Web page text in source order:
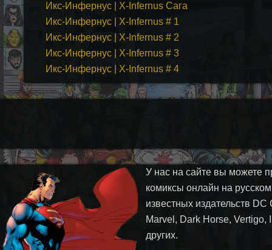
Икс-Инфернус | X-Infernus Сага
Икс-Инфернус | X-Infernus # 1
Икс-Инфернус | X-Infernus # 2
Икс-Инфернус | X-Infernus # 3
Икс-Инфернус | X-Infernus # 4
У нас на сайте вы можете
комиксы онлайн на
известных издательств DC
Marvel, Dark Horse, Vertigo,
других.